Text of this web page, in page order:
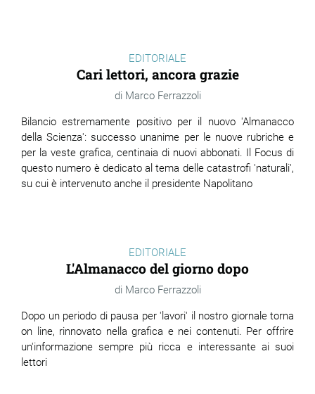
EDITORIALE
Cari lettori, ancora grazie
Marco Ferrazzoli
Bilancio estremamente positivo per il nuovo 'Almanacco
della Scienza': successo unanime per le nuove rubriche e
per la veste grafica, centinaia di nuovi abbonati. Il Focus di
questo numero è dedicato al tema delle catastrofi 'naturali',
su cui è intervenuto anche il presidente Napolitano
EDITORIALE
L'Almanacco del giorno dopo
Marco Ferrazzoli
Dopo un periodo di pausa per 'lavori' il nostro giornale torna
on line, rinnovato nella grafica e nei contenuti. Per offrire
un'informazione sempre più ricca e interessante ai suoi
lettori